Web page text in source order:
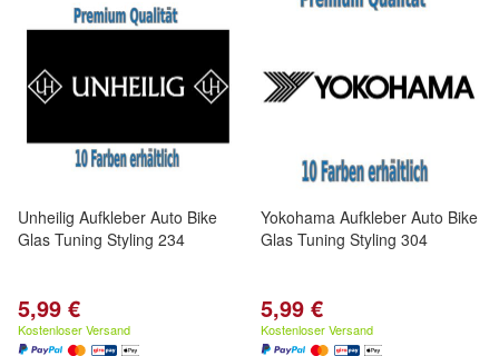
Unheilig Aufkleber Auto Bike
Glas Tuning Styling 234
5,99 €
Kostenloser Versand
Yokohama Aufkleber Auto Bike
Glas Tuning Styling 304
5,99 €
Kostenloser Versand